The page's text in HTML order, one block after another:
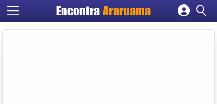
EncontraAraruama
Cadastrar empresa